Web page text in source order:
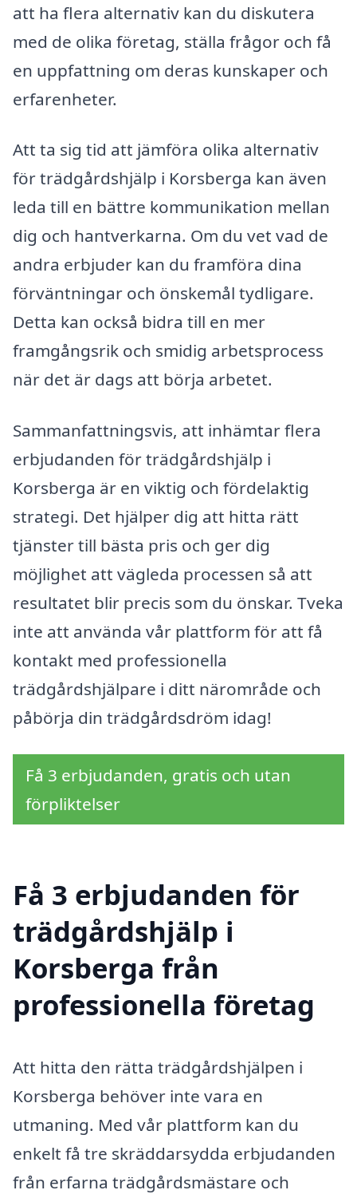
att ha flera alternativ kan du diskutera
med de olika företag, ställa frågor och få
en uppfattning om deras kunskaper och
erfarenheter.
Att ta sig tid att jämföra olika alternativ
för trädgårdshjälp i Korsberga kan även
leda till en bättre kommunikation mellan
dig och hantverkarna. Om du vet vad de
andra erbjuder kan du framföra dina
förväntningar och önskemål tydligare.
Detta kan också bidra till en mer
framgångsrik och smidig arbetsprocess
när det är dags att börja arbetet.
Sammanfattningsvis, att inhämtar flera
erbjudanden för trädgårdshjälp i
Korsberga är en viktig och fördelaktig
strategi. Det hjälper dig att hitta rätt
tjänster till bästa pris och ger dig
möjlighet att vägleda processen så att
resultatet blir precis som du önskar. Tveka
inte att använda vår plattform för att få
kontakt med professionella
trädgårdshjälpare i ditt närområde och
påbörja din trädgårdsdröm idag!
Få 3 erbjudanden, gratis och utan
förpliktelser
Få 3 erbjudanden för
trädgårdshjälp i
Korsberga från
professionella företag
Att hitta den rätta trädgårdshjälpen i
Korsberga behöver inte vara en
utmaning. Med vår plattform kan du
enkelt få tre skräddarsydda erbjudanden
från erfarna trädgårdsmästare och